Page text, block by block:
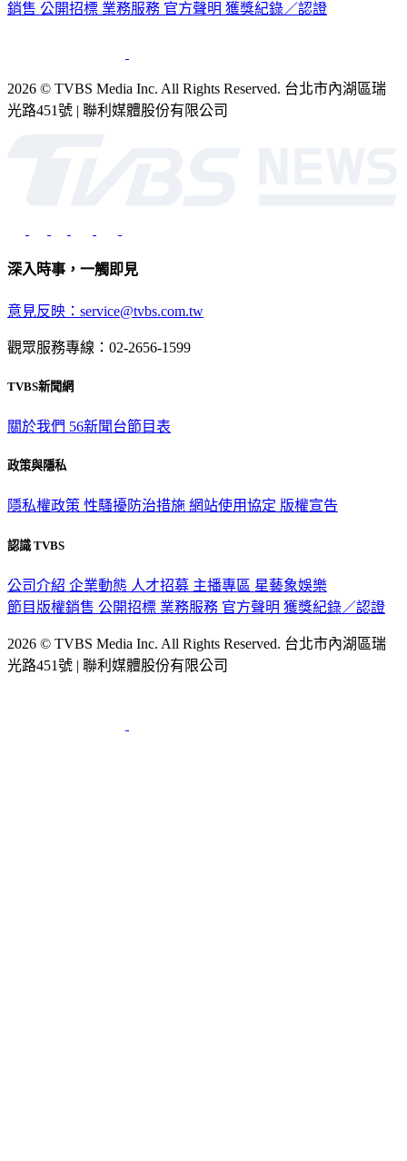
銷售 公開招標 業務服務 官方聲明 獲獎紀錄／認證
2026 © TVBS Media Inc. All Rights Reserved. 台北市內湖區瑞
光路451號 | 聯利媒體股份有限公司
深入時事，一觸即見
意見反映：service@tvbs.com.tw
觀眾服務專線：02-2656-1599
TVBS新聞網
關於我們 56新聞台節目表
政策與隱私
隱私權政策 性騷擾防治措施 網站使用協定 版權宣告
認識 TVBS
公司介紹 企業動態 人才招募 主播專區 星藝象娛樂
節目版權銷售 公開招標 業務服務 官方聲明 獲獎紀錄／認證
2026 © TVBS Media Inc. All Rights Reserved. 台北市內湖區瑞
光路451號 | 聯利媒體股份有限公司